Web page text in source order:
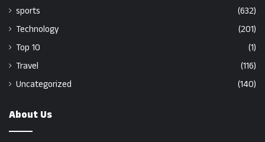
sports
(632)
Technology
(201)
Top 10
(1)
Travel
(116)
Uncategorized
(140)
About Us